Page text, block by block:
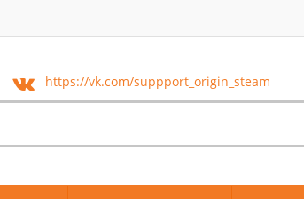
https://vk.com/suppport_origin_steam